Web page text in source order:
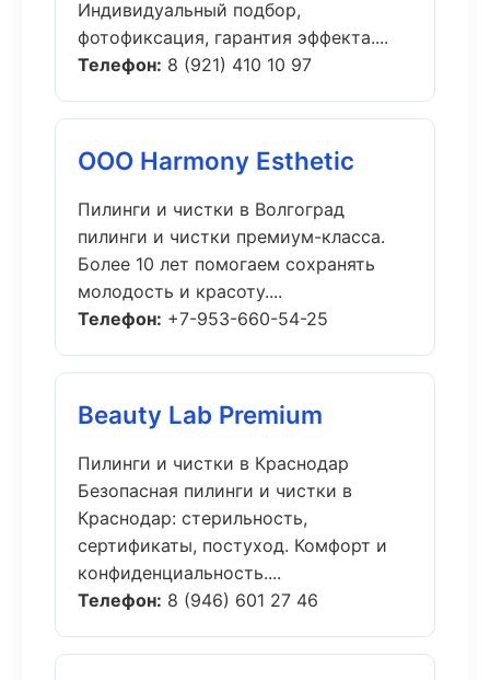
Индивидуальный подбор,
фотофиксация, гарантия эффекта....
Телефон: 8 (921) 410 10 97
ООО Harmony Esthetic
Пилинги и чистки в Волгоград
пилинги и чистки премиум-класса.
Более 10 лет помогаем сохранять
молодость и красоту....
Телефон: +7-953-660-54-25
Beauty Lab Premium
Пилинги и чистки в Краснодар
Безопасная пилинги и чистки в
Краснодар: стерильность,
сертификаты, постуход. Комфорт и
конфиденциальность....
Телефон: 8 (946) 601 27 46